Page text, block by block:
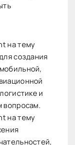
на тему
создания
и
вопросам.
на тему